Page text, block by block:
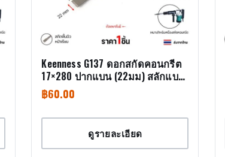
Keenness G137 ดอกสกัดคอนกรีต
17×280 ปากแบน (22มม) สลักแบบ
Hex (Chisel)
฿60.00
ดูรายละเอียด